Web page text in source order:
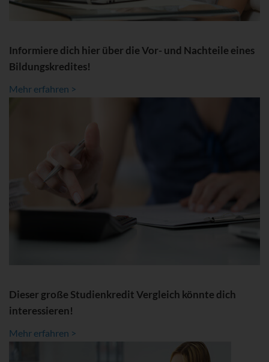
Informiere dich hier über die Vor- und Nachteile eines
Bildungskredites!
Mehr erfahren >
Dieser große Studienkredit Vergleich könnte dich
interessieren!
Mehr erfahren >